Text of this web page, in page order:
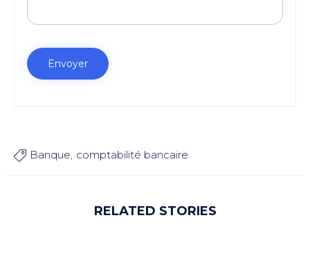
 Banque comptabilité bancaire
RELATED STORIES